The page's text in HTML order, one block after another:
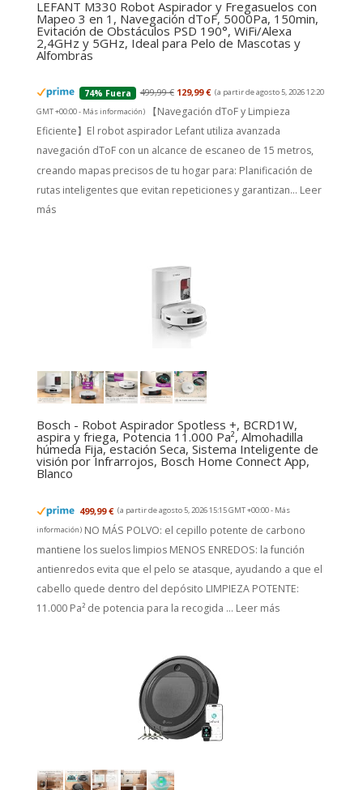
LEFANT M330 Robot Aspirador y Fregasuelos con
Mapeo 3 en 1, Navegación dToF, 5000Pa, 150min,
Evitación de Obstáculos PSD 190°, WiFi/Alexa
2,4GHz y 5GHz, Ideal para Pelo de Mascotas y
Alfombras
74% Fuera 499,99 € 129,99 € (a partir de agosto 5, 2026 12:20
GMT +00:00 - Más información)
【Navegación dToF y Limpieza
Eficiente】El robot aspirador Lefant utiliza avanzada
navegación dToF con un alcance de escaneo de 15 metros,
creando mapas precisos de tu hogar para: Planificación de
rutas inteligentes que evitan repeticiones y garantizan... Leer
más
Bosch - Robot Aspirador Spotless +, BCRD1W,
aspira y friega, Potencia 11.000 Pa², Almohadilla
húmeda Fija, estación Seca, Sistema Inteligente de
visión por Infrarrojos, Bosch Home Connect App,
Blanco
499,99 € (a partir de agosto 5, 2026 15:15 GMT +00:00 - Más
información) NO MÁS POLVO: el cepillo potente de carbono
mantiene los suelos limpios MENOS ENREDOS: la función
antienredos evita que el pelo se atasque, ayudando a que el
cabello quede dentro del depósito LIMPIEZA POTENTE:
11.000 Pa² de potencia para la recogida ... Leer más